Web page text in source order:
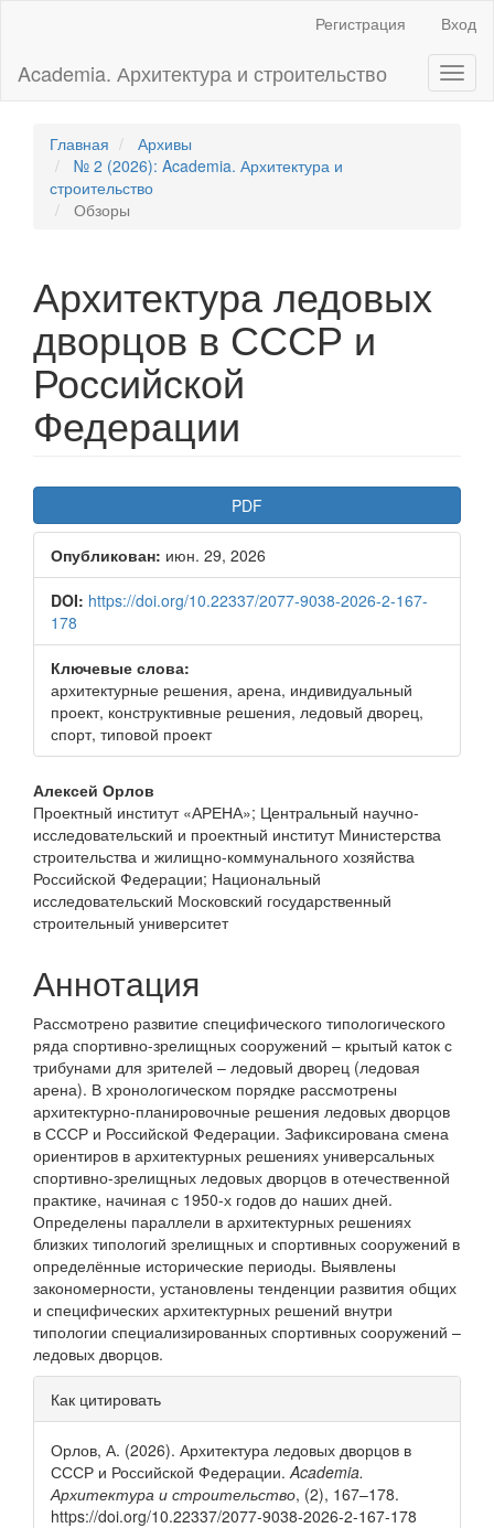
Основное
содержимое
панель
Регистрация Вход
Academia. Архитектура и строительство
Главная
Архивы
№ 2 (2026): Academia. Архитектура и
строительство
Обзоры
Архитектура ледовых
дворцов в СССР и
Российской
Федерации
Боковая
панель
статьи
PDF
Опубликован: июн. 29, 2026
DOI: https://doi.org/10.22337/2077-9038-2026-2-167-
178
Ключевые слова:
архитектурные решения, арена, индивидуальный
проект, конструктивные решения, ледовый дворец,
спорт, типовой проект
Основное
содержимое
статьи
Алексей Орлов
Проектный институт «АРЕНА»; Центральный научно-
исследовательский и проектный институт Министерства
строительства и жилищно-коммунального хозяйства
Российской Федерации; Национальный
исследовательский Московский государственный
строительный университет
Аннотация
Рассмотрено развитие специфического типологического
ряда спортивно-зрелищных сооружений – крытый каток с
трибунами для зрителей – ледовый дворец (ледовая
арена). В хронологическом порядке рассмотрены
архитектурно-планировочные решения ледовых дворцов
в СССР и Российской Федерации. Зафиксирована смена
ориентиров в архитектурных решениях универсальных
спортивно-зрелищных ледовых дворцов в отечественной
практике, начиная с 1950-х годов до наших дней.
Определены параллели в архитектурных решениях
близких типологий зрелищных и спортивных сооружений в
определённые исторические периоды. Выявлены
закономерности, установлены тенденции развития общих
и специфических архитектурных решений внутри
типологии специализированных спортивных сооружений –
ледовых дворцов.
Информация
о статье
Как цитировать
Орлов, А. (2026). Архитектура ледовых дворцов в
СССР и Российской Федерации.Academia.
Архитектура и строительство, (2), 167–178.
https://doi.org/10.22337/2077-9038-2026-2-167-178